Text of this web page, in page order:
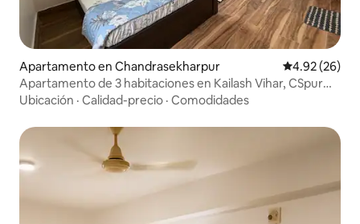
Apartamento en Chandrasekharpur Calificación
4.92 (26)
Apartamento de 3 habitaciones en Kailash Vihar, CSpur
Bhubaneswar
Ubicación · Calidad-precio · Comodidades